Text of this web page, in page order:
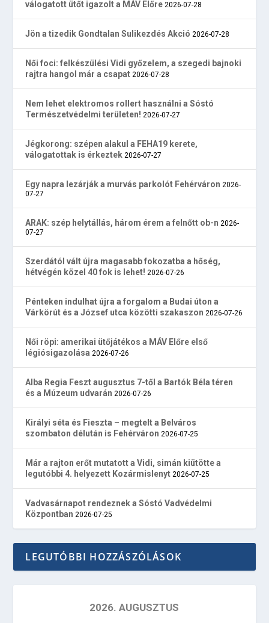
válogatott ütőt igazolt a MÁV Előre 2026-07-28
Jön a tizedik Gondtalan Sulikezdés Akció 2026-07-28
Női foci: felkészülési Vidi győzelem, a szegedi bajnoki
rajtra hangol már a csapat 2026-07-28
Nem lehet elektromos rollert használni a Sóstó
Természetvédelmi területen! 2026-07-27
Jégkorong: szépen alakul a FEHA19 kerete,
válogatottak is érkeztek 2026-07-27
Egy napra lezárják a murvás parkolót Fehérváron 2026-
07-27
ARAK: szép helytállás, három érem a felnőtt ob-n 2026-
07-27
Szerdától vált újra magasabb fokozatba a hőség,
hétvégén közel 40 fok is lehet! 2026-07-26
Pénteken indulhat újra a forgalom a Budai úton a
Várkörút és a József utca közötti szakaszon 2026-07-26
Női röpi: amerikai ütőjátékos a MÁV Előre első
légiósigazolása 2026-07-26
Alba Regia Feszt augusztus 7-től a Bartók Béla téren
és a Múzeum udvarán 2026-07-26
Királyi séta és Fieszta – megtelt a Belváros
szombaton délután is Fehérváron 2026-07-25
Már a rajton erőt mutatott a Vidi, simán kiütötte a
legutóbbi 4. helyezett Kozármislenyt 2026-07-25
Vadvasárnapot rendeznek a Sóstó Vadvédelmi
Központban 2026-07-25
LEGUTÓBBI HOZZÁSZÓLÁSOK
2026. AUGUSZTUS